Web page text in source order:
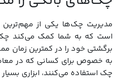
مدیریت چک‌ها یکی از مهم‌ترین
است که به شما کمک می‌کند
برگشتی خود را در کمترین زمان
به خصوص برای کسانی که در
چک استفاده می‌کنند، ابزاری